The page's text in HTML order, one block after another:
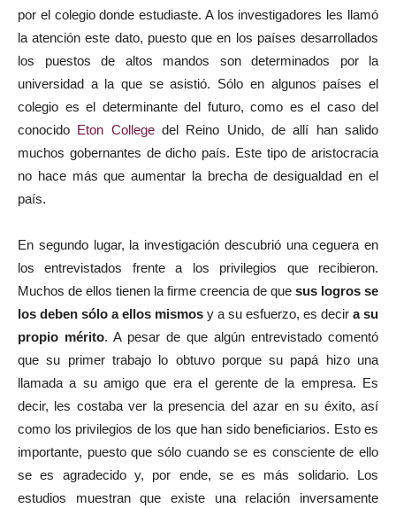
por el colegio donde estudiaste. A los investigadores les llamó
la atención este dato, puesto que en los países desarrollados
los puestos de altos mandos son determinados por la
universidad a la que se asistió. Sólo en algunos países el
colegio es el determinante del futuro, como es el caso del
conocido Eton Collegedel Reino Unido, de allí han salido
muchos gobernantes de dicho país. Este tipo de aristocracia
no hace más que aumentar la brecha de desigualdad en el
país.
En segundo lugar, la investigación descubrió una ceguera en
los entrevistados frente a los privilegios que recibieron.
Muchos de ellos tienen la firme creencia de que sus logros se
los deben sólo a ellos mismos y a su esfuerzo, es decir a su
propio mérito. A pesar de que algún entrevistado comentó
que su primer trabajo lo obtuvo porque su papá hizo una
llamada a su amigo que era el gerente de la empresa. Es
decir, les costaba ver la presencia del azar en su éxito, así
como los privilegios de los que han sido beneficiarios. Esto es
importante, puesto que sólo cuando se es consciente de ello
se es agradecido y, por ende, se es más solidario. Los
estudios muestran que existe una relación inversamente